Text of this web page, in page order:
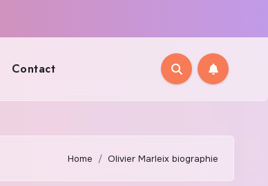
Contact
Home Olivier Marleix biographie